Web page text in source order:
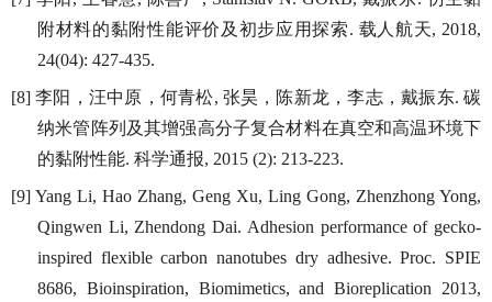
附材料的黏附性能评价及初步应用探索. 载人航天, 2018,
24(04): 427-435.
[8]李阳，汪中原，何青松, 张昊，陈新龙，李志，戴振东.碳
纳米管阵列及其增强高分子复合材料在真空和高温环境下
的黏附性能. 科学通报, 2015 (2): 213-223.
[9] Yang Li, Hao Zhang, Geng Xu, Ling Gong, Zhenzhong Yong,
Qingwen Li, Zhendong Dai. Adhesion performance of gecko-
inspired flexible carbon nanotubes dry adhesive. Proc. SPIE
8686, Bioinspiration, Biomimetics, and Bioreplication 2013,